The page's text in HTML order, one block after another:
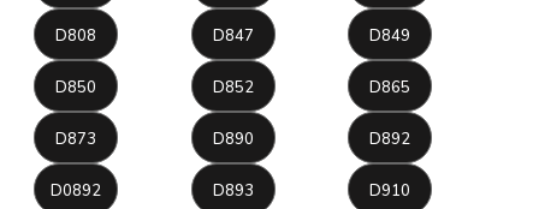
D808 D847 D849
D850 D852 D865
D873 D890 D892
D0892 D893 D910